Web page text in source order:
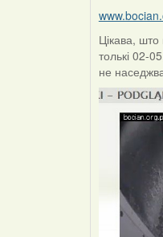
Цікава,
толькі 02-
не